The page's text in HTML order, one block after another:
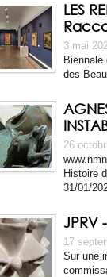
LES
3 mai
des
26
Histoire
31/01/
JPRV
17
Sur une